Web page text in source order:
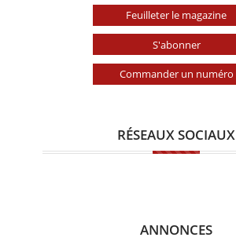
Feuilleter le magazine
S'abonner
Commander un numéro
RÉSEAUX SOCIAUX
ANNONCES